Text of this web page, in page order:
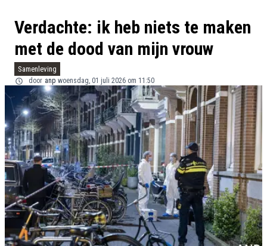
Verdachte: ik heb niets te maken
met de dood van mijn vrouw
Samenleving
door anp woensdag, 01 juli 2026 om 11:50